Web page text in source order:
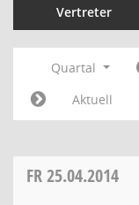
Vertreter
Quartal
Aktuell
FR25.04.2014